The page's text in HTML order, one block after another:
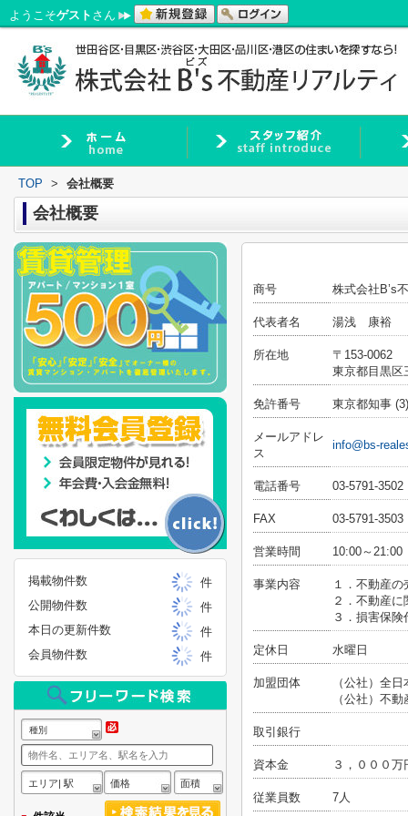
ようこそゲスト さん
TOP > 会社概要
会社概要
商号 株式会社B’s
代表者名 湯浅 康裕
所在地
〒153-0062
東京都目黒区
免許番号 東京都知事
メールアドレ
ス
info@bs-
電話番号 03-5791-3502
FAX 03-5791-3503
営業時間 10:00～21:00
事業内容
１．不動産
２．不動産
３．損害保険
定休日 水曜日
加盟団体
（公社）全
（公社）不
取引銀行
資本金 ３，０００万
従業員数 7人
掲載物件数
件
公開物件数
件
本日の更新件数
件
会員物件数
件
種別
エリア| 駅 価格 面積